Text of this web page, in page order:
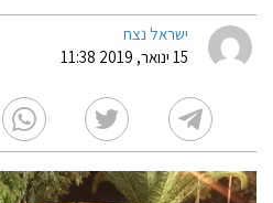
ישראל נצח
15 ינואר, 2019 11:38